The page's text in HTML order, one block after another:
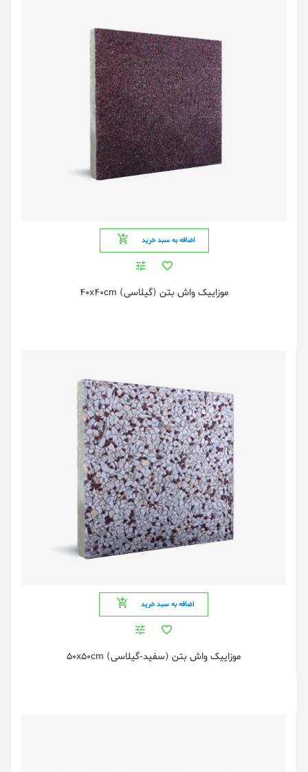
اضافه به سبد خرید
موزاییک واش بتن (گیلاسی) 40x40cm
اضافه به سبد خرید
موزاییک واش بتن (سفید-گیلاسی) 50x50cm